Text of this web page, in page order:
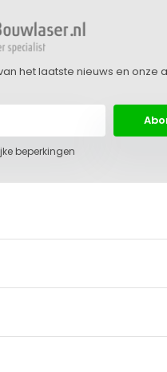
het laatste nieuws en onze
beperkingen